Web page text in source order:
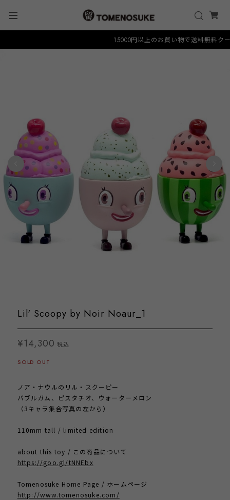
15000円以上のお買い物で送料無料クー
Lil' Scoopy by Noir Noaur_1
¥14,300 税込
SOLD OUT
ノア・ナウルのリル・スクーピー
バブルガム、ピスタチオ、ウォーターメロン
（3キャラ集合写真の左から）
110mm tall / limited edition
about this toy / この商品について
https://goo.gl/tNNEbx
Tomenosuke Home Page / ホームページ
http://www.tomenosuke.com/